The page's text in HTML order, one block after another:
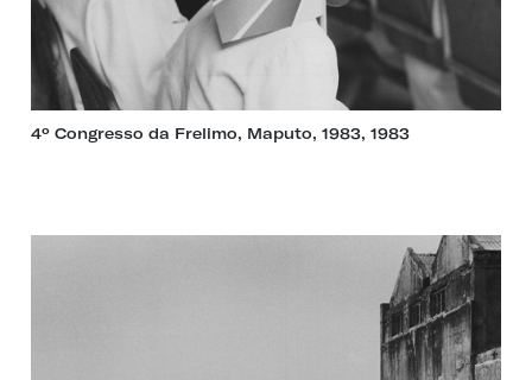
4º Congresso da Frelimo, Maputo, 1983, 1983